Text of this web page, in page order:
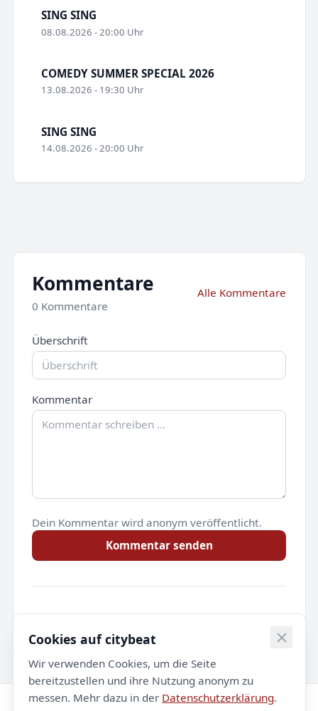
SING SING
08.08.2026 - 20:00 Uhr
COMEDY SUMMER SPECIAL 2026
13.08.2026 - 19:30 Uhr
SING SING
14.08.2026 - 20:00 Uhr
Kommentare
0 Kommentare
Alle Kommentare
Überschrift
Kommentar
Dein Kommentar wird anonym veröffentlicht.
Kommentar senden
Noch keine Kommentare.
Cookies auf citybeat
Wir verwenden Cookies, um die Seite
bereitzustellen und ihre Nutzung anonym zu
messen. Mehr dazu in der Datenschutzerklärung.